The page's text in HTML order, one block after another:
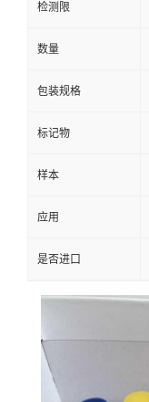
检测限
数量
包装规格
标记物
样本
应用
是否进口